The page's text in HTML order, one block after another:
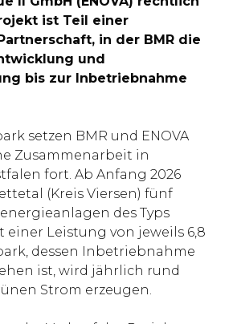
ist Teil einer
in der BMR die
und
bis zur Inbetriebnahme
setzen BMR und ENOVA
Zusammenarbeit in
fort. Ab Anfang 2026
(Kreis Viersen) fünf
des Typs
einer Leistung von jeweils 6,8
dessen Inbetriebnahme
ist, wird jährlich rund
Strom erzeugen.